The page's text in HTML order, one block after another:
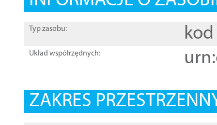
Typ zasobu: kod
Układ współrzędnych:
ZAKRES